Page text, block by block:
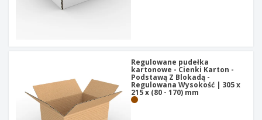
Regulowane pudełka
kartonowe - Cienki Karton -
Podstawą Z Blokadą -
Regulowana Wysokość | 305 x
215 x (80 - 170) mm